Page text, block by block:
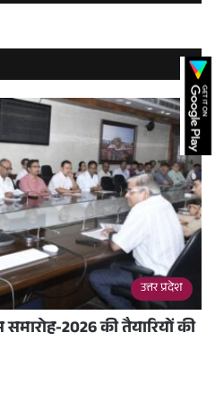
उत्तर प्रदेश
2026 की तैयारियों की